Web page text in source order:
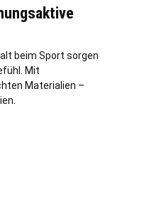
beim Sport sorgen
Mit
Materialien –